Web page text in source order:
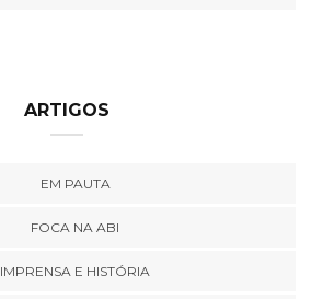
ARTIGOS
EM PAUTA
FOCA NA ABI
IMPRENSA E HISTÓRIA